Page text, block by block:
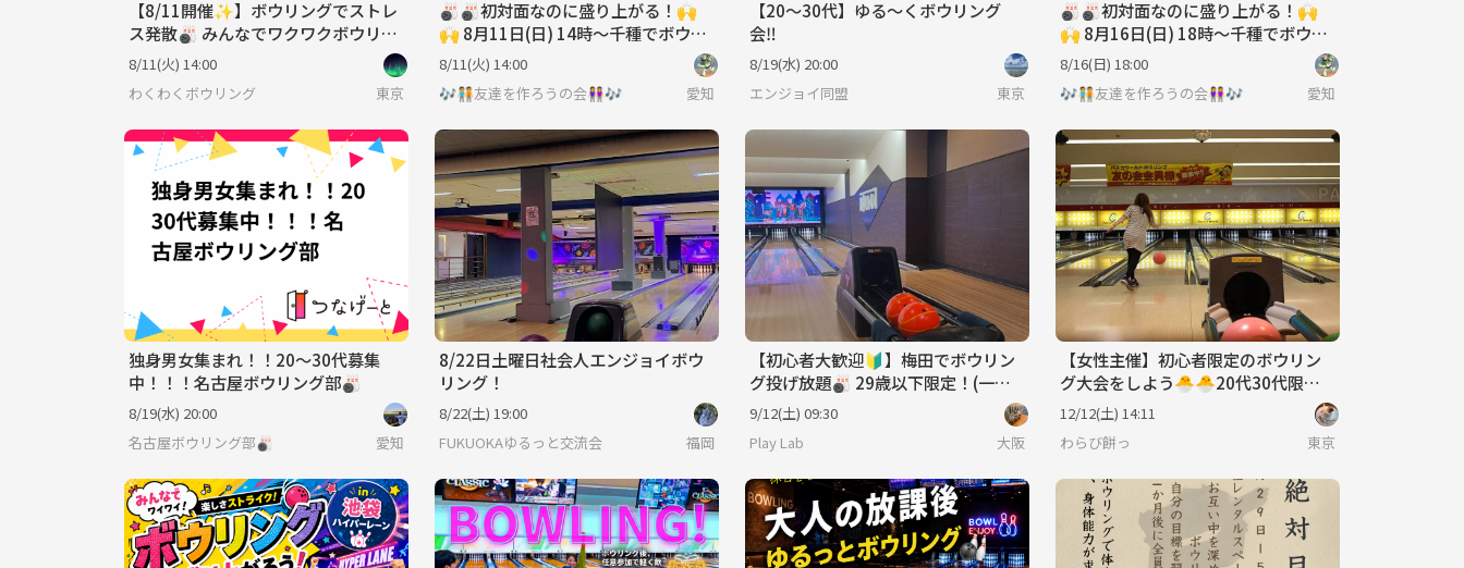
【8/11開催✨】ボウリングでストレ
ス発散🎳 みんなでワクワクボウリン
グ交流会⭐️
8/11(火) 14:00
わくわくボウリング
東京
🎳🎳初対面なのに盛り上がる！🙌
🙌 8月11日(日) 14時〜千種でボウリ
ングをやろうの会🎳🎳
8/11(火) 14:00
🎶🧑‍🤝‍🧑友達を作ろうの会👭🎶
愛知
【20〜30代】ゆる〜くボウリング
会‼️
8/19(水) 20:00
エンジョイ同盟
東京
🎳🎳初対面なのに盛り上がる！🙌
🙌 8月16日(日) 18時〜千種でボウリ
ングをやろうの会🎳🎳
8/16(日) 18:00
🎶🧑‍🤝‍🧑友達を作ろうの会👭🎶
愛知
独身男女集まれ！！20〜30代募集
中！！！名古屋ボウリング部🎳
8/19(水) 20:00
名古屋ボウリング部🎳
愛知
8/22日土曜日社会人エンジョイボウ
リング！
8/22(土) 19:00
FUKUOKAゆるっと交流会
福岡
【初心者大歓迎🔰】梅田でボウリン
グ投げ放題🎳 29歳以下限定！(一部
除く)
9/12(土) 09:30
Play Lab
大阪
【女性主催】初心者限定のボウリン
グ大会をしよう🐣🐣20代30代限定
🦁🦁
12/12(土) 14:11
わらび餅っ
東京